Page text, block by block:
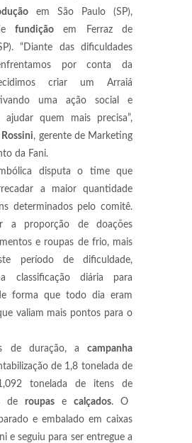
em São Paulo (SP),
fundiçãoem Ferraz de
“Diante das dificuldades
por conta da
criar um Arraiá
uma ação social e
ajudar quem mais precisa”,
Rossini, gerente de Marketing
da Fani.
disputa o time que
a maior quantidade
determinados pelo comitê.
a proporção de doações
e roupas de frio, mais
período de dificuldade,
classificação diária para
forma que todo dia eram
valiam mais pontos para o
de duração, a campanha
de 1,8 tonelada de
tonelada de itens de
de roupas e calçados. O
e embalado em caixas
e seguiu para ser entregue a